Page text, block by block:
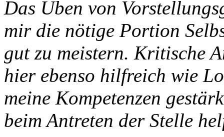
Das Üben von
mir die nötige Portion
gut zu meistern. Kritische
hier ebenso hilfreich wie
meine Kompetenzen
beim Antreten der Stelle